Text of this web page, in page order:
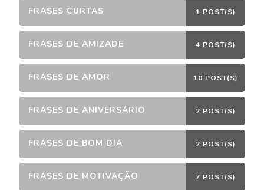
FRASES CURTAS 1 POST(S)
FRASES DE AMIZADE 4 POST(S)
FRASES DE AMOR 10 POST(S)
FRASES DE ANIVERSÁRIO 2 POST(S)
FRASES DE BOM DIA 2 POST(S)
FRASES DE MOTIVAÇÃO 7 POST(S)